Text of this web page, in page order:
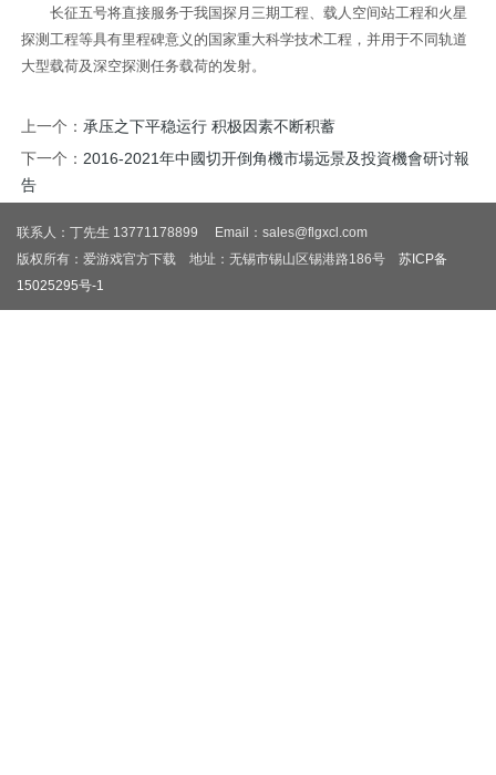
长征五号将直接服务于我国探月三期工程、载人空间站工程和火星
探测工程等具有里程碑意义的国家重大科学技术工程，并用于不同轨道
大型载荷及深空探测任务载荷的发射。
上一个：承压之下平稳运行 积极因素不断积蓄
下一个： 2016-2021年中國切开倒角機市場远景及投資機會研讨報
告
联系人：丁先生 13771178899 Email：sales@flgxcl.com
版权所有：爱游戏官方下载 地址：无锡市锡山区锡港路186号 苏ICP备
15025295号-1